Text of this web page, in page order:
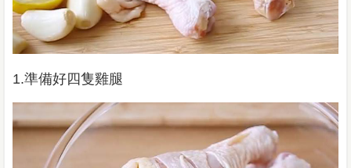
1.準備好四隻雞腿